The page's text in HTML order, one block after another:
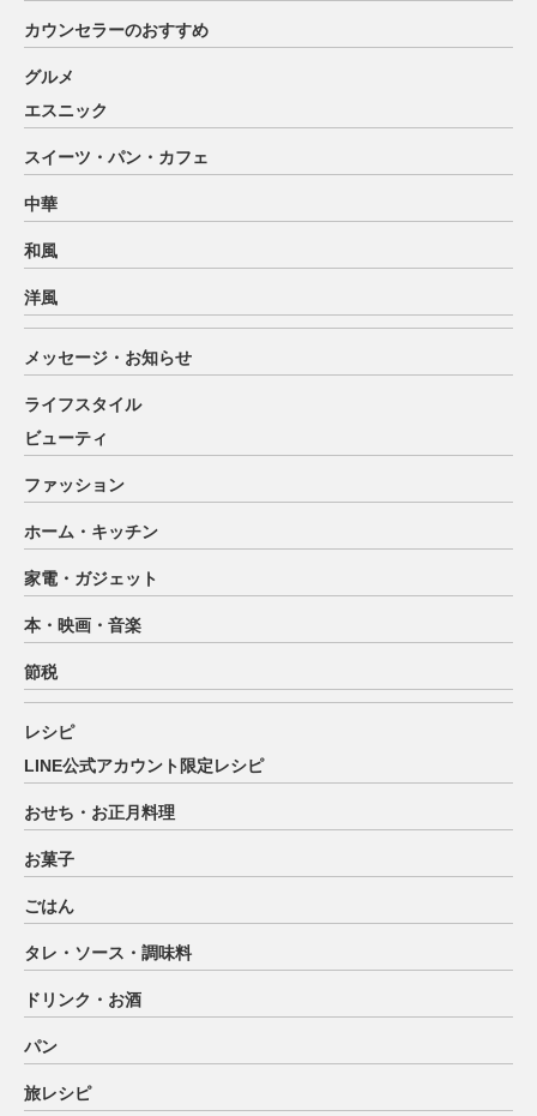
カウンセラーのおすすめ
グルメ
エスニック
スイーツ・パン・カフェ
中華
和風
洋風
メッセージ・お知らせ
ライフスタイル
ビューティ
ファッション
ホーム・キッチン
家電・ガジェット
本・映画・音楽
節税
レシピ
LINE公式アカウント限定レシピ
おせち・お正月料理
お菓子
ごはん
タレ・ソース・調味料
ドリンク・お酒
パン
旅レシピ